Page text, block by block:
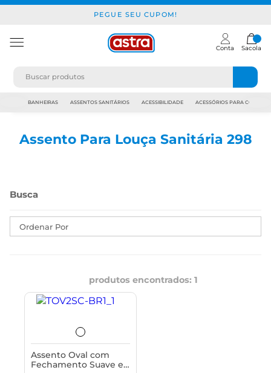
PEGUE SEU CUPOM!
Conta Sacola
BANHEIRAS ASSENTOS SANITÁRIOS ACESSIBILIDADE ACESSÓRIOS PARA
Assento Para Louça Sanitária 298
Ordenar Por
produtos encontrados: 1
Assento Oval com
Fechamento Suave e